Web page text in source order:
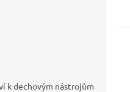
k dechovým nástrojům